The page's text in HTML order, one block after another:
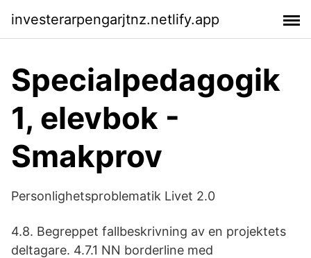
investerarpengarjtnz.netlify.app
Specialpedagogik
1, elevbok -
Smakprov
Personlighetsproblematik Livet 2.0
4.8. Begreppet fallbeskrivning av en projektets
deltagare. 4.7.1 NN borderline med